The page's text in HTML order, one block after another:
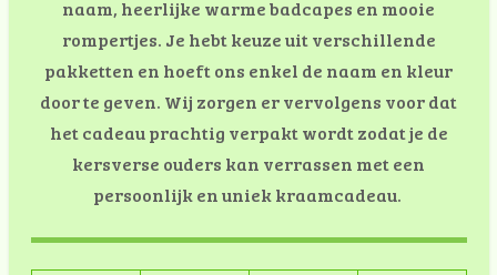
naam, heerlijke warme badcapes en mooie
rompertjes. Je hebt keuze uit verschillende
pakketten en hoeft ons enkel de naam en kleur
door te geven. Wij zorgen er vervolgens voor dat
het cadeau prachtig verpakt wordt zodat je de
kersverse ouders kan verrassen met een
persoonlijk en uniek kraamcadeau.